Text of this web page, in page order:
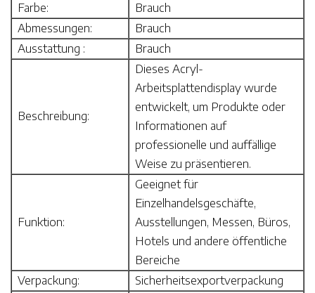
Farbe:
Brauch
Abmessungen:
Brauch
Ausstattung :
Brauch
Beschreibung:
Dieses Acryl-
Arbeitsplattendisplay wurde
entwickelt, um Produkte oder
Informationen auf
professionelle und auffällige
Weise zu präsentieren.
Funktion:
Geeignet für
Einzelhandelsgeschäfte,
Ausstellungen, Messen, Büros,
Hotels und andere öffentliche
Bereiche
Verpackung:
Sicherheitsexportverpackung